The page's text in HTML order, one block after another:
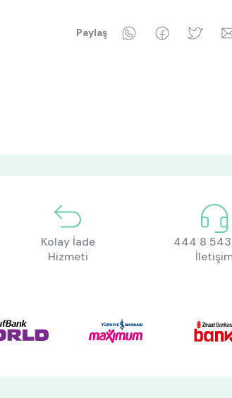
Paylaş WhatsAppFacebook
Kolay İade
Hizmeti
444 8 543